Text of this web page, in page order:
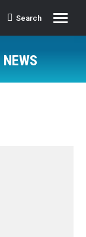
Search:
Search
NEWS